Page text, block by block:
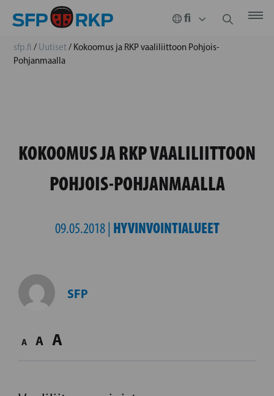
sfp.fi / Uutiset/ Kokoomus ja RKP vaaliliittoon Pohjois-
Pohjanmaalla
KOKOOMUS JA RKP VAALILIITTOON
POHJOIS-POHJANMAALLA
09.05.2018 | HYVINVOINTIALUEET
SFP
A A A